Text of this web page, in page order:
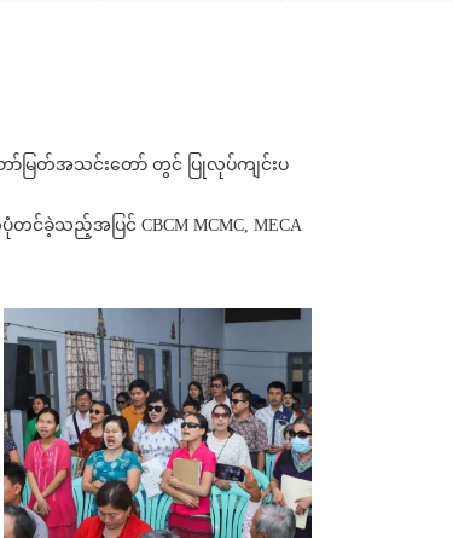
ာ်မြတ်အသင်းတော် တွင် ပြုလုပ်ကျင်းပ
သည့်အပြင် CBCM MCMC, MECA